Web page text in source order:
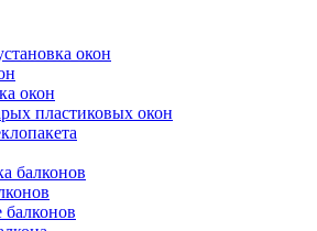
окон
окон
пластиковых окон
балконов
балконов